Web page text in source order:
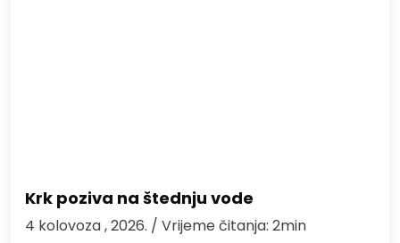
Krk poziva na štednju vode
4 kolovoza , 2026. / Vrijeme čitanja: 2min